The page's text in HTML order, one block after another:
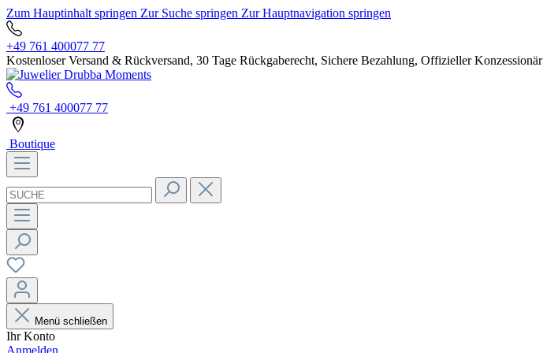
Zum Hauptinhalt springen Zur Suche springen Zur Hauptnavigation springen
+49 761 400077 77
Kostenloser Versand & Rückversand, 30 Tage Rückgaberecht, Sichere Bezahlung, Offizieller Konzessionär
+49 761 400077 77
Boutique
Menü schließen
Ihr Konto
Anmelden